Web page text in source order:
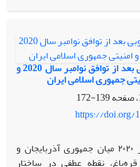
دارند به نوعی که دامنه
بسیار زیاد و متنوع می باشد و
اقتصادی، نظامی، زیست محیطی
جهت مدیریت روابط دو جانبه
باشد. علاوه بر اثرات شرایط و
مسائل منطقه ای و گاهاً فرا
دوجانبه می‌افزاید. در چنین
در روابط دو جانبه حائز اهمیت
این است که ریشه های اصلی
تغییرات ژئوپلیتیک قفقاز جنوبی بعد از توافق نوامبر سال 2020 و
جمهوری اسلامی ایران
139-172
https://doi.org/
توافق آتش‌بس نوامبر ۲۰۲۰ میان جمهوری آذربایجان و
نقطه عطفی در ساختار